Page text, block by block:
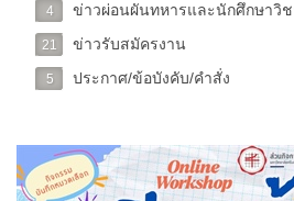
4 ข่าวผ่อนผันทหารและนักศึกษาวิ
21 ข่าวรับสมัครงาน
5 ประกาศ/ข้อบังคับ/คำสั่ง